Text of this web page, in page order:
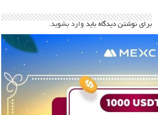
برای نوشتن دیدگاه باید وارد بشوید.